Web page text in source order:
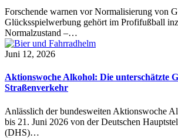
Forschende warnen vor Normalisierung von
Glücksspielwerbung gehört im Profifußball
Normalzustand –…
Juni 12, 2026
Aktionswoche Alkohol: Die unterschätzte
Straßenverkehr
Anlässlich der bundesweiten Aktionswoche
bis 21. Juni 2026 von der Deutschen
(DHS)…